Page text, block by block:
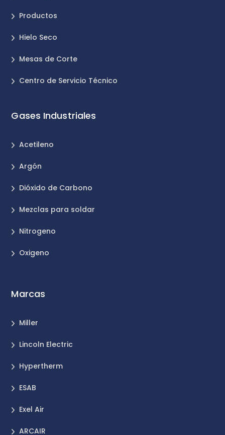
Productos
Hielo Seco
Mesas de Corte
Centro de Servicio Técnico
Gases Industriales
Acetileno
Argón
Dióxido de Carbono
Mezclas para soldar
Nitrogeno
Oxigeno
Marcas
Miller
Lincoln Electric
Hypertherm
ESAB
Exel Air
ARCAIR